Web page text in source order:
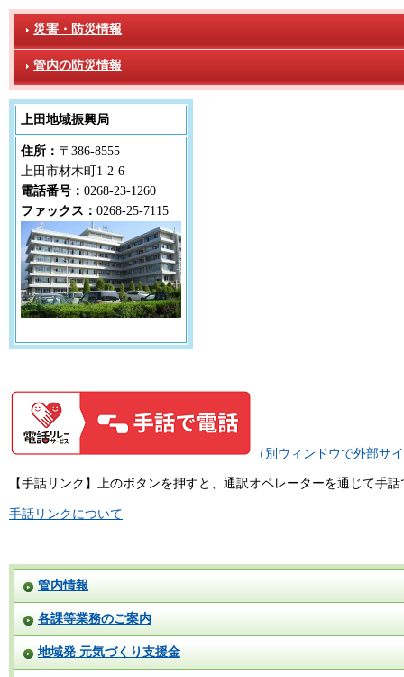
災害・防災情報
管内の防災情報
上田地域振興局
住所： 〒386-8555
上田市材木町1-2-6
電話番号： 0268-23-1260
ファックス： 0268-25-7115
（別ウィンドウで外部サ
【手話リンク】上のボタンを押すと、通訳オペレーターを通じて手
手話リンクについて
管内情報
各課等業務のご案内
地域発 元気づくり支援金